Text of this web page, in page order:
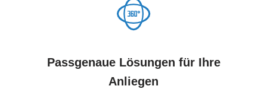
Passgenaue Lösungen für Ihre
Anliegen